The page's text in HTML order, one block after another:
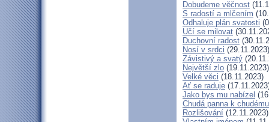
Dobudeme věčnost
S radostí a mlčením
Odhaluje plán svatosti
Učí se milovat
Duchovní radost
Nosí v srdci (29.11.2023)
Závistivý a svatý
Největší zlo (19.11.2023)
Velké věci (18.11.2023)
Ať se raduje
Jako bys mu nabízel
Chudá panna k
Rozlišování (12.11.2023)